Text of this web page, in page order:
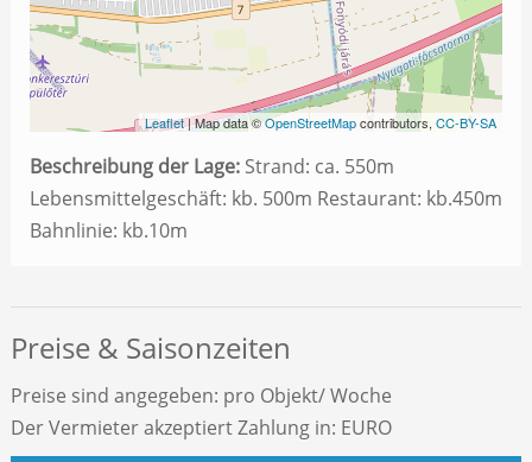
Leaflet| Map data ©OpenStreetMapcontributors,CC-BY-SA
Beschreibung der Lage:Strand: ca. 550m
Lebensmittelgeschäft: kb. 500m Restaurant: kb.450m
Bahnlinie: kb.10m
Preise & Saisonzeiten
Preise sind angegeben: pro Objekt/ Woche
Der Vermieter akzeptiert Zahlung in: EURO